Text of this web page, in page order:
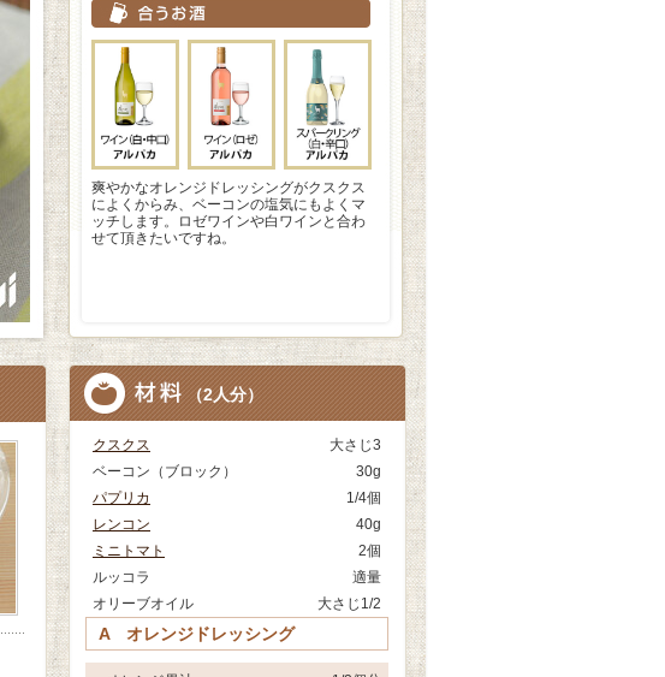
爽やかなオレンジドレッシングがクスクス
によくからみ、ベーコンの塩気にもよくマ
ッチします。ロゼワインや白ワインと合わ
せて頂きたいですね。
（2人分）
クスクス
大さじ3
ベーコン（ブロック）
30g
パプリカ
1/4個
レンコン
40g
ミニトマト
2個
ルッコラ
適量
オリーブオイル
大さじ1/2
A オレンジドレッシング